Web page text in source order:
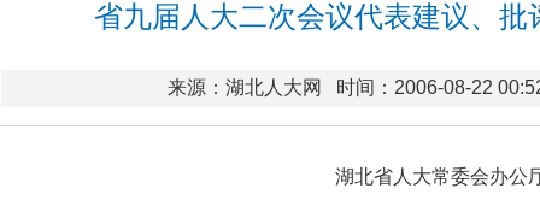
省九届人大二次会议代表建议、批
来源：湖北人大网 时间：2006-08-22
湖北省人大常委会办公